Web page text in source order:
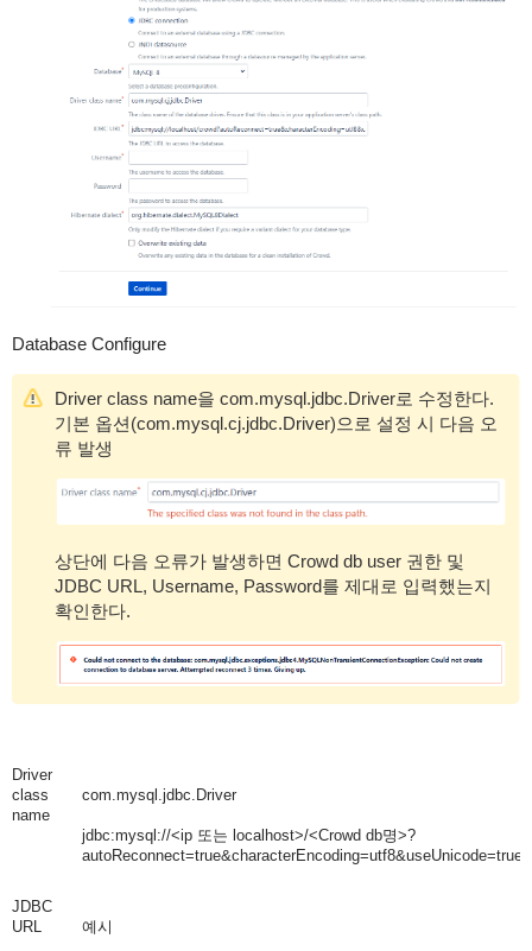
Database Configure
Driver class name을 com.mysql.jdbc.Driver로 수정한다.
기본 옵션(com.mysql.cj.jdbc.Driver)으로 설정 시 다음 오
류 발생
상단에 다음 오류가 발생하면 Crowd db user 권한 및
JDBC URL, Username, Password를 제대로 입력했는지
확인한다.
Driver
class
name
com.mysql.jdbc.Driver
JDBC
URL
jdbc:mysql://<ip 또는 localhost>/<Crowd db명>?
autoReconnect=true&characterEncoding=utf8&useUnicode=true
예시